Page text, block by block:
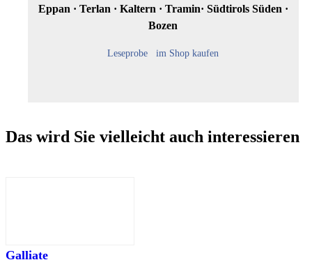
Eppan · Terlan · Kaltern · Tramin· Südtirols Süden ·
Bozen
Leseprobe im Shop kaufen
Das wird Sie vielleicht auch interessieren
Galliate